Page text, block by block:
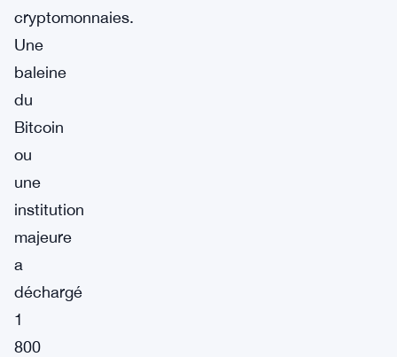
cryptomonnaies.
Une
baleine
du
Bitcoin
ou
une
institution
majeure
a
déchargé
1
800